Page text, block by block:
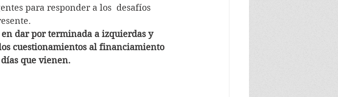
para responder a los  desafíos
dar por terminada a izquierdas y
cuestionamientos al financiamiento
que vienen.